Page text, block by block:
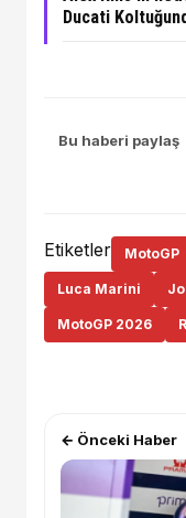
Ducati
Bu haberi paylaş
Etiketler MotoGP
Luca Marini
MotoGP 2026
← Önceki Haber